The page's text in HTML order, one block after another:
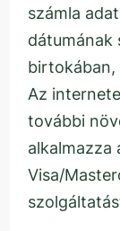
számla
dátumának
birtokában,
Az
további
alkalmazza
Visa/